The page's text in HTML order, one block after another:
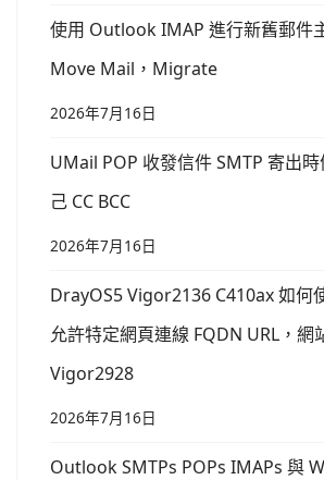
使用 Outlook IMAP 進行新舊郵件
Move Mail，Migrate
2026年7月16日
UMail POP 收發信件 SMTP 寄出
己 CC BCC
2026年7月16日
DrayOS5 Vigor2136 C410ax 如何
允許特定網頁連線 FQDN URL，網
Vigor2928
2026年7月16日
Outlook SMTPs POPs IMAPs 與